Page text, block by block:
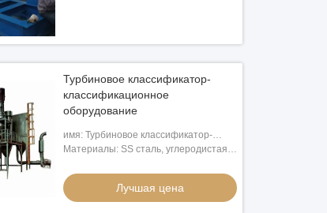
Турбиновое классификатор-
классификационное
оборудование
имя: Турбиновое классификатор-
классификационное оборудование
Материалы: SS сталь, углеродистая
Лучшая цена